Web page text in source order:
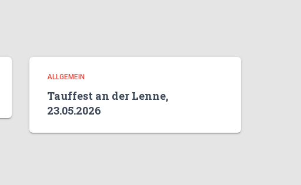
ALLGEMEIN
Tauffest an der Lenne,
23.05.2026